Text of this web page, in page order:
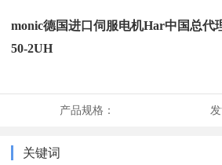
monic德国进口伺服电机Har中国总代
50-2UH
产品规格：
关键词